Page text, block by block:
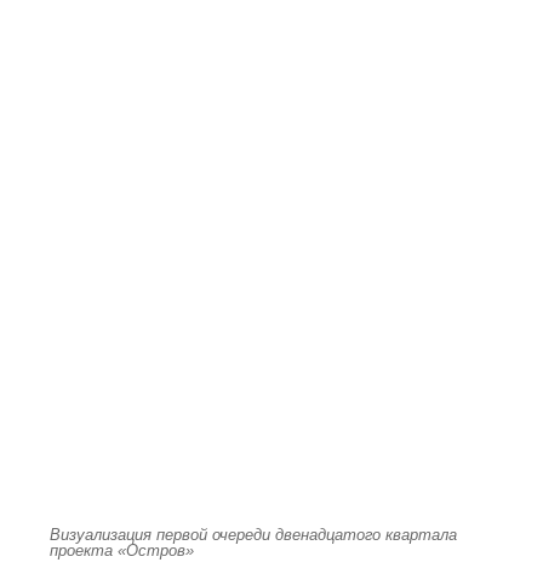
Визуализация первой очереди двенадцатого квартала
проекта «Остров»